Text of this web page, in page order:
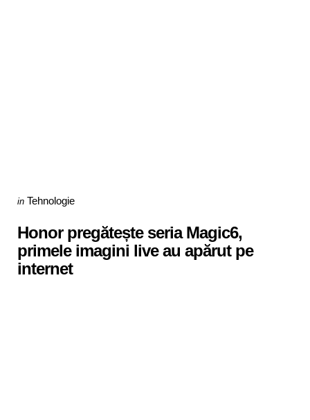
Categories
Posted
in Tehnologie
Honor pregătește seria Magic6,
primele imagini live au apărut pe
internet